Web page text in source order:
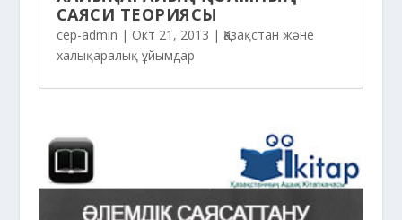
САЯСИ ТЕОРИЯСЫ
cep-admin | Окт 21, 2013 | Қазақстан және
халықаралық ұйымдар